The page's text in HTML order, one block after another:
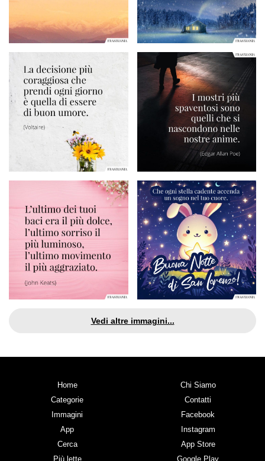
Vedi altre immagini...
Home
Categorie
Immagini
App
Cerca
Più lette
Chi Siamo
Contatti
Facebook
Instagram
App Store
Google Play